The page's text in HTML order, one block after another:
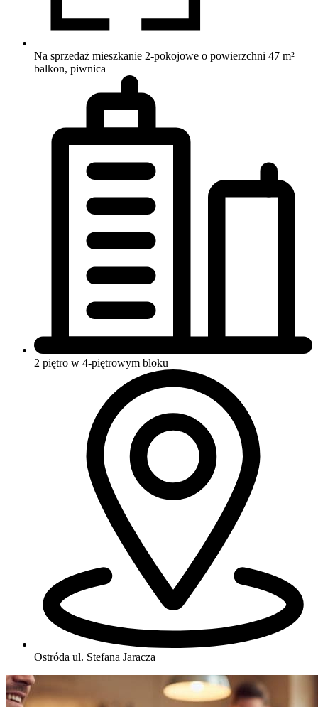
Na sprzedaż mieszkanie 2-pokojowe o powierzchni 47 m²
balkon, piwnica
2 piętro w 4-piętrowym bloku
Ostróda ul. Stefana Jaracza